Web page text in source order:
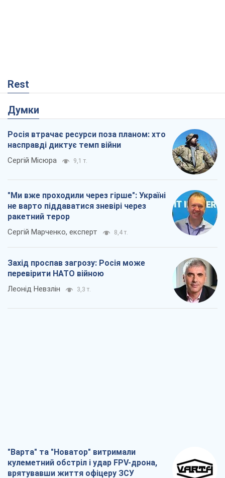
Rest
Думки
Росія втрачає ресурси поза планом: хто
насправді диктує темп війни
Сергій Місюра 9,1 т.
"Ми вже проходили через гірше": Україні
не варто піддаватися зневірі через
ракетний терор
Сергій Марченко, експерт 8,4 т.
Захід проспав загрозу: Росія може
перевірити НАТО війною
Леонід Невзлін 3,3 т.
"Варта" та "Новатор" витримали
кулеметний обстріл і удар FPV-дрона,
врятувавши життя офіцеру ЗСУ